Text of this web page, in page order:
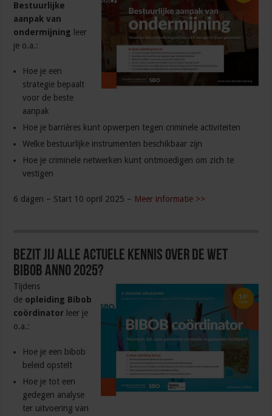
Bestuurlijke
aanpak van
ondermijning leer
je o.a.:
Hoe je een
strategie bepaalt
voor de beste
aanpak
Hoe je barrières kunt opwerpen tegen criminele activiteiten
Welke bestuurlijke instrumenten beschikbaar zijn
Hoe je criminele netwerken kunt ontmoedigen om zich te
vestigen
6 dagen – Start 10 opril 2025 – Meer informatie >>
Bezit jij alle actuele kennis over de Wet
Bibob anno 2025?
Tijdens
de opleiding Bibob
coördinator leer je
o.a.:
Hoe je een bibob
beleid opstelt
Hoe je tot een
gedegen analyse
ter uitvoering van